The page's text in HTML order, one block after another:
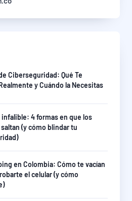
Ciberseguridad: Qué Te
y Cuándo la Necesitas
infalible: 4 formas en que los
(y cómo blindar tu
en Colombia: Cómo te vacían
el celular (y cómo